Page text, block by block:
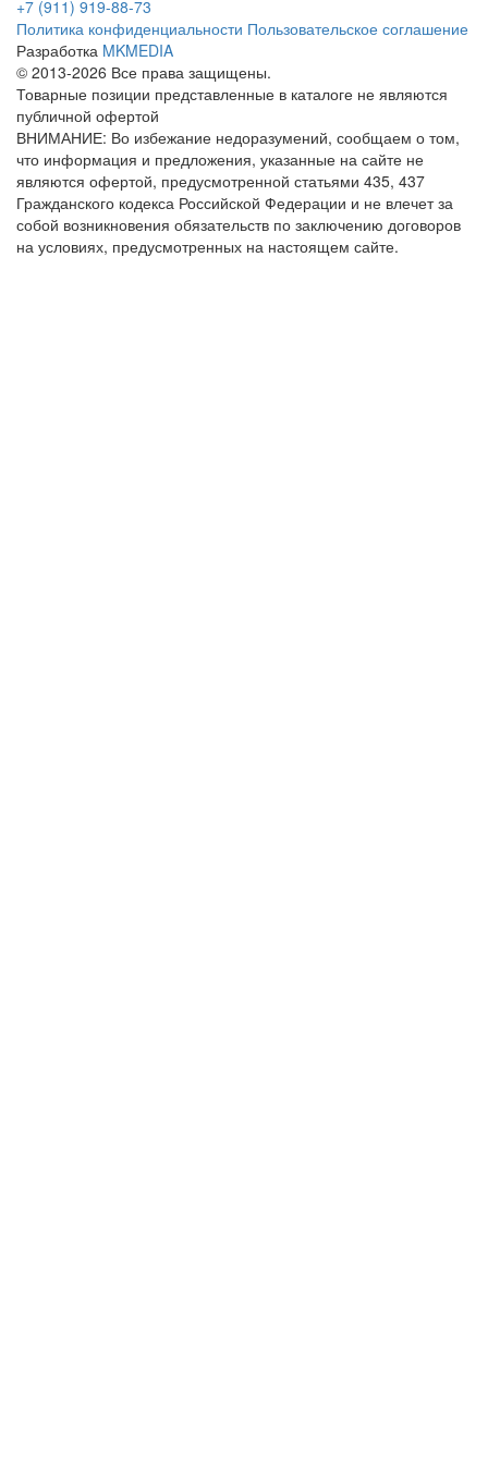
+7 (911) 919-88-73
Политика конфиденциальности Пользовательское соглашение
Разработка MKMEDIA
© 2013-2026 Все права защищены.
Товарные позиции представленные в каталоге не являются
публичной офертой
ВНИМАНИЕ: Во избежание недоразумений, сообщаем о том,
что информация и предложения, указанные на сайте не
являются офертой, предусмотренной статьями 435, 437
Гражданского кодекса Российской Федерации и не влечет за
собой возникновения обязательств по заключению договоров
на условиях, предусмотренных на настоящем сайте.